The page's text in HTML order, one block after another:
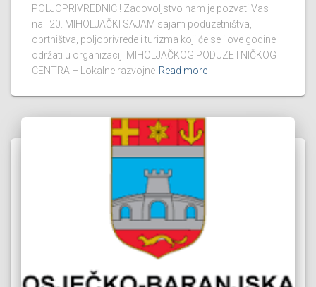
POLJOPRIVREDNICI! Zadovoljstvo nam je pozvati Vas
na 20. MIHOLJAČKI SAJAM sajam poduzetništva,
obrtništva, poljoprivrede i turizma koji će se i ove godine
održati u organizaciji MIHOLJAČKOG PODUZETNIČKOG
CENTRA – Lokalne razvojne Read more